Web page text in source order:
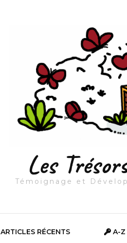
Les
Témoignage et
ARTICLES RÉCENTS A-Z